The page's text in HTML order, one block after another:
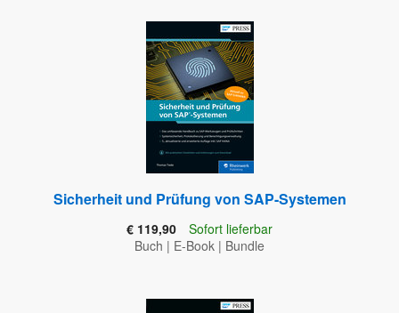
Sicherheit und Prüfung von SAP-Systemen
€ 119,90
Sofort lieferbar
Buch | E-Book | Bundle